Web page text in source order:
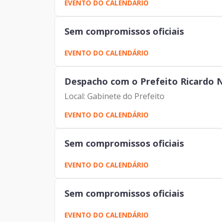
EVENTO DO CALENDÁRIO
Sem compromissos oficiais
EVENTO DO CALENDÁRIO
Despacho com o Prefeito Ricardo
Local: Gabinete do Prefeito
EVENTO DO CALENDÁRIO
Sem compromissos oficiais
EVENTO DO CALENDÁRIO
Sem compromissos oficiais
EVENTO DO CALENDÁRIO